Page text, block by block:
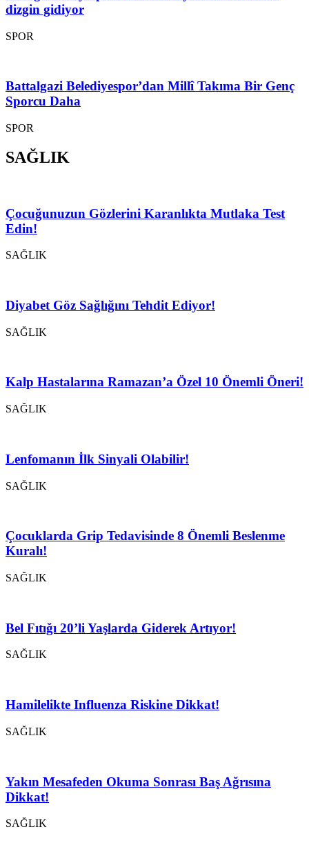
dizgin gidiyor
SPOR
Battalgazi Belediyespor’dan Millî Takıma Bir Genç
Sporcu Daha
SPOR
SAĞLIK
Çocuğunuzun Gözlerini Karanlıkta Mutlaka Test
Edin!
SAĞLIK
Diyabet Göz Sağlığını Tehdit Ediyor!
SAĞLIK
Kalp Hastalarına Ramazan’a Özel 10 Önemli Öneri!
SAĞLIK
Lenfomanın İlk Sinyali Olabilir!
SAĞLIK
Çocuklarda Grip Tedavisinde 8 Önemli Beslenme
Kuralı!
SAĞLIK
Bel Fıtığı 20’li Yaşlarda Giderek Artıyor!
SAĞLIK
Hamilelikte Influenza Riskine Dikkat!
SAĞLIK
Yakın Mesafeden Okuma Sonrası Baş Ağrısına
Dikkat!
SAĞLIK